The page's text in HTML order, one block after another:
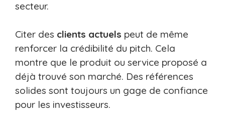
secteur.
Citer des clients actuels peut de même
renforcer la crédibilité du pitch. Cela
montre que le produit ou service proposé a
déjà trouvé son marché. Des références
solides sont toujours un gage de confiance
pour les investisseurs.